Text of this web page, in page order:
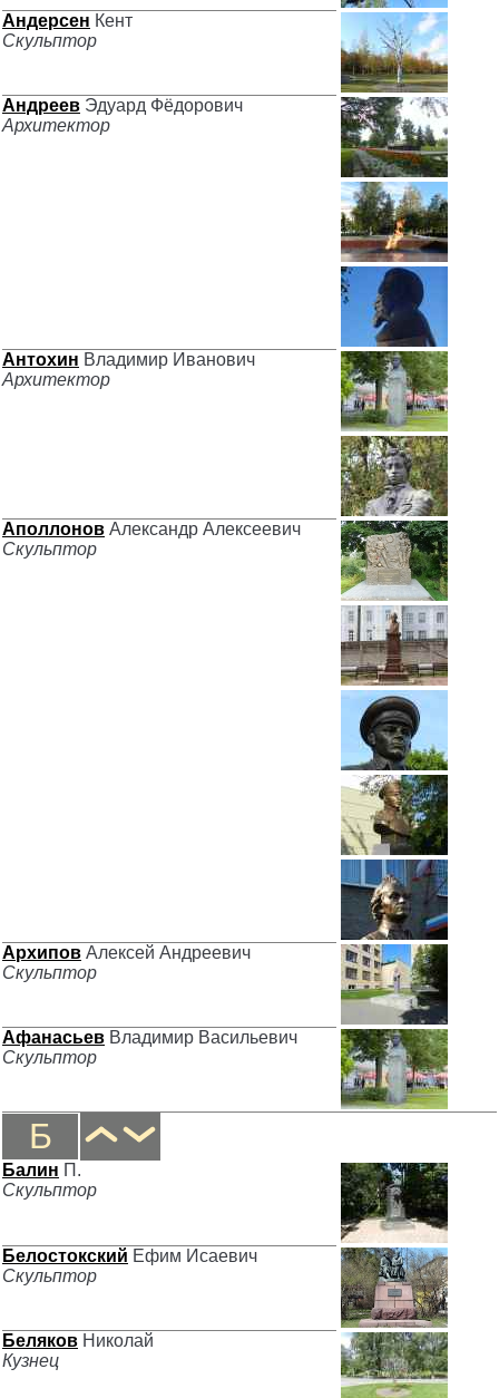
Андерсен Кент
Скульптор
Андреев Эдуард Фёдорович
Архитектор
Антохин Владимир Иванович
Архитектор
Аполлонов Александр Алексеевич
Скульптор
Архипов Алексей Андреевич
Скульптор
Афанасьев Владимир Васильевич
Скульптор
Б
Балин П.
Скульптор
Белостокский Ефим Исаевич
Скульптор
Беляков Николай
Кузнец